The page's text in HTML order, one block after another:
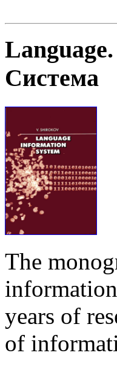
Система
The
years of
of